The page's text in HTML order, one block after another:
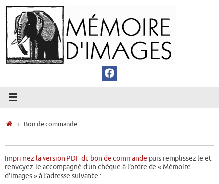
Passer
au
contenu
Accueil
Bon de commande
Imprimez la version PDF du bon de commande puis remplissez le et
renvoyez-le accompagné d’un chèque à l’ordre de « Mémoire
d’images » à l’adresse suivante :